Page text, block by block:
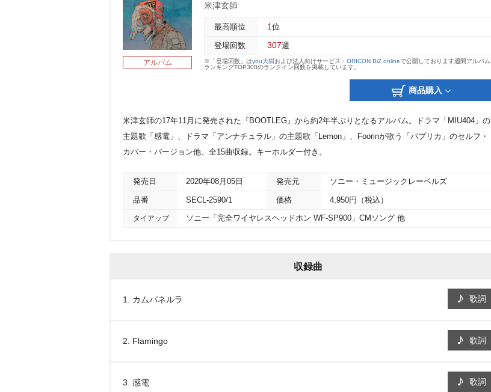
アルバム
米津玄師
最高順位 1 位
登場回数 307週
※「登場回数」はyou大樹および法人向けサービス・ ORICON BiZ onlineで公開しております週間アルバム
ランキングTOP300のランクイン回数を掲載しています。
商品購入
米津玄師の17年11月に発売された『BOOTLEG』から約2年半ぶりとなるアルバム。ドラマ「MIU404」の
主題歌「感電」、ドラマ「アンナチュラル」の主題歌「Lemon」、Foorinが歌う「パプリカ」のセルフ・
カバー・バージョン他、全15曲収録。キーホルダー付き。
発売日 2020年08月05日 発売元 ソニー・ミュージックレーベルズ
品番 SECL-2590/1 価格 4,950円（税込）
タイアップ ソニー「完全ワイヤレスヘッドホン WF-SP900」CMソング 他
収録曲
1. カムパネルラ 歌詞
2. Flamingo 歌詞
3. 感電 歌詞